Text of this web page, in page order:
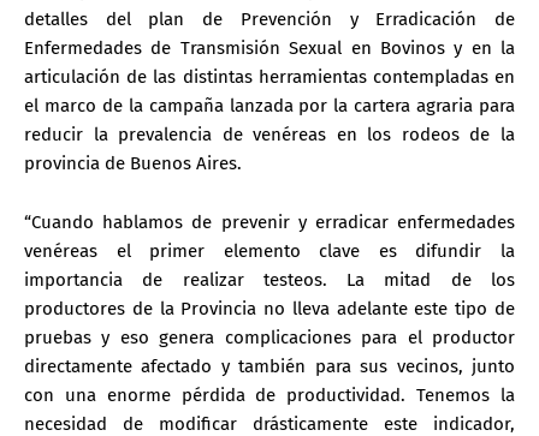
detalles del plan de Prevención y Erradicación de
Enfermedades de Transmisión Sexual en Bovinos y en la
articulación de las distintas herramientas contempladas en
el marco de la campaña lanzada por la cartera agraria para
reducir la prevalencia de venéreas en los rodeos de la
provincia de Buenos Aires.
“Cuando hablamos de prevenir y erradicar enfermedades
venéreas el primer elemento clave es difundir la
importancia de realizar testeos. La mitad de los
productores de la Provincia no lleva adelante este tipo de
pruebas y eso genera complicaciones para el productor
directamente afectado y también para sus vecinos, junto
con una enorme pérdida de productividad. Tenemos la
necesidad de modificar drásticamente este indicador,